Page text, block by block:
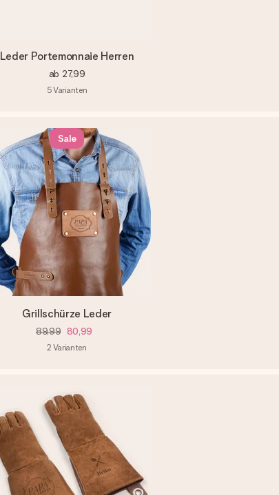
Leder Portemonnaie Herren
ab 27,99
5Varianten
Sale
Grillschürze Leder
89,99 80,99
2 Varianten